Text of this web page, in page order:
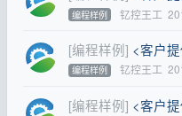
编程样例 钇控王工
[编程样例] <客户
编程样例 钇控王工
[编程样例] <客户